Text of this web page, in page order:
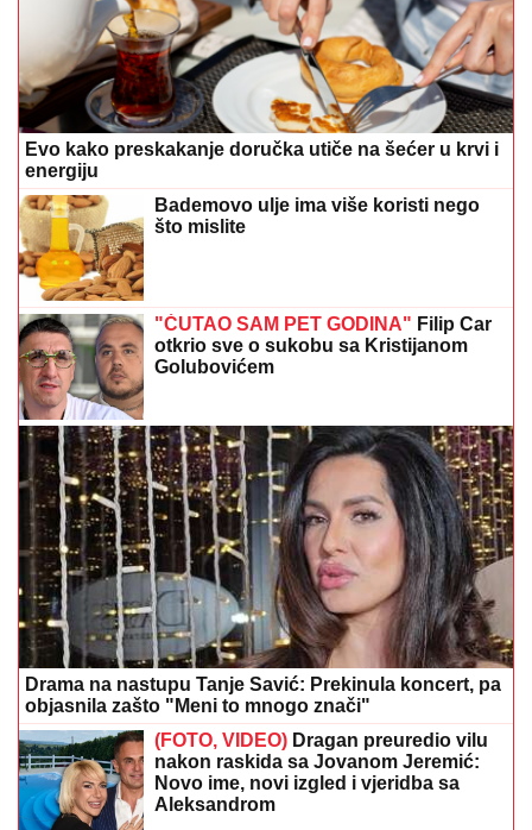
Evo kako preskakanje doručka utiče na šećer u krvi i
energiju
Bademovo ulje ima više koristi nego
što mislite
"ĆUTAO SAM PET GODINA" Filip Car
otkrio sve o sukobu sa Kristijanom
Golubovićem
Drama na nastupu Tanje Savić: Prekinula koncert, pa
objasnila zašto "Meni to mnogo znači"
(FOTO, VIDEO) Dragan preuredio vilu
nakon raskida sa Jovanom Jeremić:
Novo ime, novi izgled i vjeridba sa
Aleksandrom